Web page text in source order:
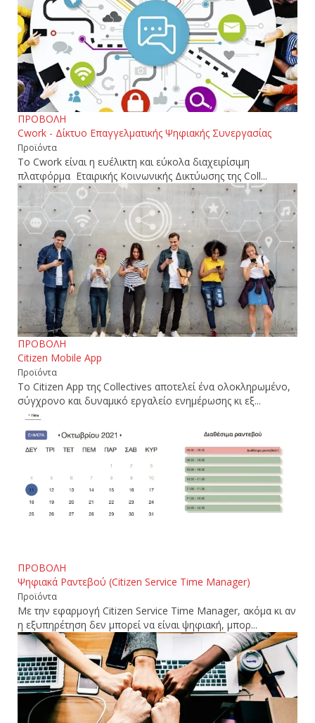
ΠΡΟΒΟΛΗ
Cwork - Δίκτυο Επαγγελματικής Ψηφιακής Συνεργασίας
Προϊόντα
Το Cwork είναι η ευέλικτη και εύκολα διαχειρίσιμη
πλατφόρμα Εταιρικής Κοινωνικής Δικτύωσης της Coll...
ΠΡΟΒΟΛΗ
Citizen Mobile Αpp
Προϊόντα
Το Citizen App της Collectives αποτελεί ένα ολοκληρωμένο,
σύγχρονο και δυναμικό εργαλείο ενημέρωσης κι εξ...
ΠΡΟΒΟΛΗ
Ψηφιακά Ραντεβού (Citizen Service Time Manager)
Προϊόντα
Με την εφαρμογή Citizen Service Time Manager, ακόμα κι αν
η εξυπηρέτηση δεν μπορεί να είναι ψηφιακή, μπορ...